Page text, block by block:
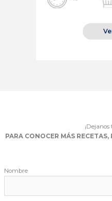
PARA CONOCER MÁS
Nombre